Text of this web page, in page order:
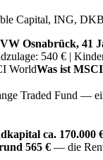
Capital, ING,
Osnabrück, 41
540 € |
WorldWas ist
Traded Fund —
ca. 170.000
565 € — die